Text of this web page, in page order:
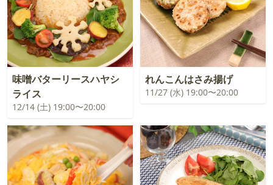
味噌バターリースハヤシ
ライス
12/14 (土) 19:00〜20:00
れんこんはさみ揚げ
11/27 (水) 19:00〜20:00